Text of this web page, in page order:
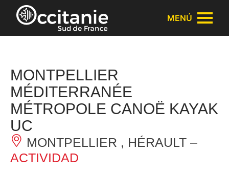
Panel de gestión de cookies
MENÚ
MONTPELLIER
MÉDITERRANÉE
MÉTROPOLE CANOË KAYAK
UC
MONTPELLIER , HÉRAULT –
ACTIVIDAD